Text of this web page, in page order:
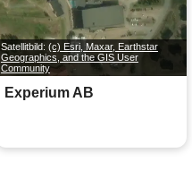
Satellitbild: (c) Esri, Maxar, Earthstar
Geographics, and the GIS User
Community
Experium AB